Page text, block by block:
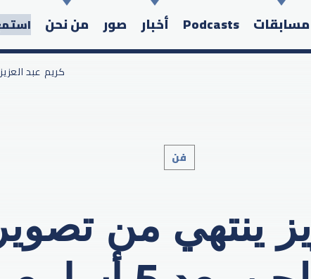
مسابقات Podcasts أخبار صور من نحن
Search in the website:
/ كريم عبد
فن
ينتهي من